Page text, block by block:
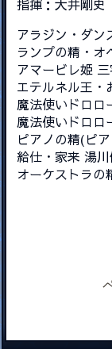
指揮：大井剛史
アラジン・ダン
ランプの精・オ
アマービレ姫 三
エテルネル王・
魔法使いドロロ
魔法使いドロロ
ピアノの精(ピ
給仕・家来 湯
オーケストラ